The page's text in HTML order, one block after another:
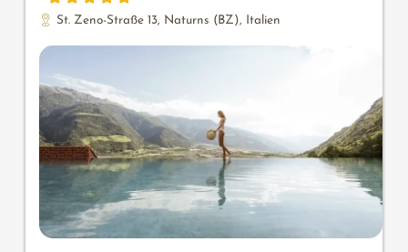
St. Zeno-Straße 13, Naturns (BZ), Italien